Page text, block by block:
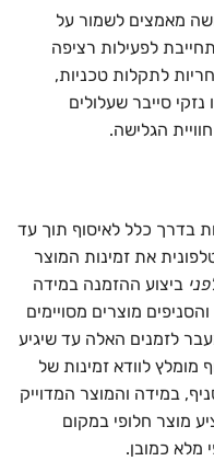
מאמצים לשמור על
לפעילות רציפה
לתקלות טכניות,
סייבר שעלולים
הגלישה.
בדרך כלל לאיסוף תוך עד
את זמינות המוצר
ביצוע ההזמנה במידה
מוצרים מסויימים
לזמנים האלה עד שיגיע
מומלץ לוודא זמינות של
במידה והמוצר המדוייק
מוצר חלופי במקום
מלא כמובן.